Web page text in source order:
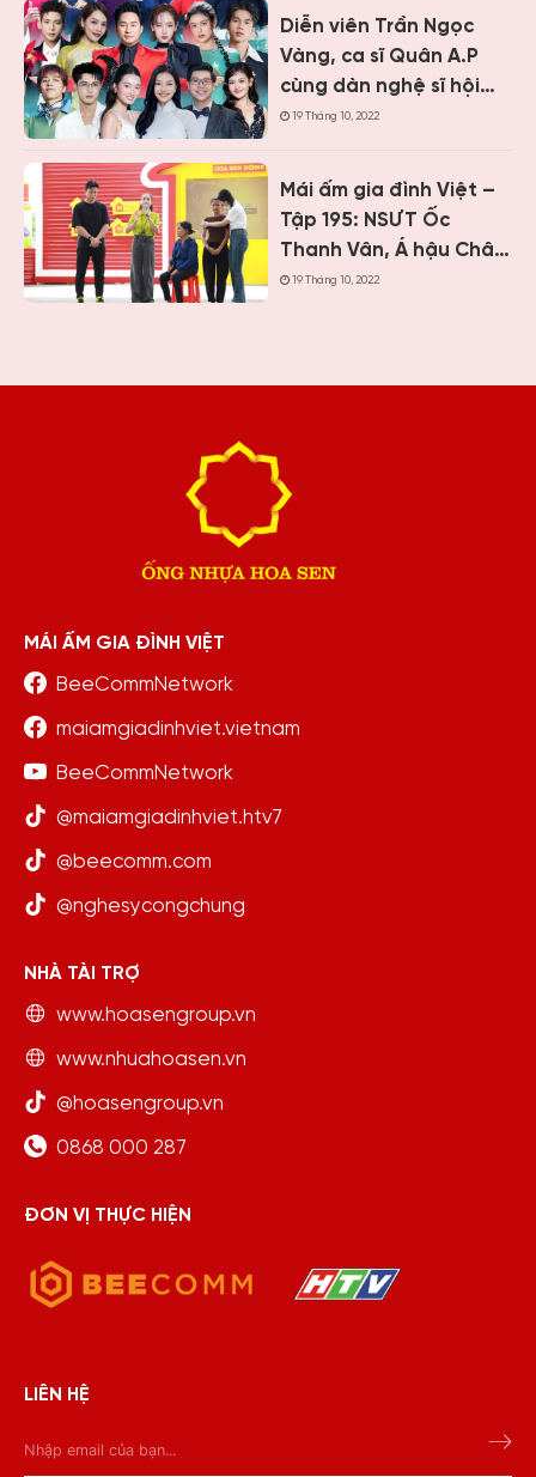
vác gia đình
Diễn viên Trần Ngọc
Vàng, ca sĩ Quân A.P
cùng dàn nghệ sĩ hội
ngộ tại Mái ấm gia đình
19 Tháng 10, 2022
Mái ấm gia đình Việt –
Tập 195: NSƯT Ốc
Thanh Vân, Á hậu Châu
Anh và cầu thủ Quế
19 Tháng 10, 2022
MÁI ẤM GIA ĐÌNH VIỆT
BeeCommNetwork
maiamgiadinhviet.vietnam
BeeCommNetwork
@maiamgiadinhviet.htv7
@beecomm.com
@nghesycongchung
NHÀ TÀI TRỢ
www.hoasengroup.vn
www.nhuahoasen.vn
@hoasengroup.vn
0868 000 287
ĐƠN VỊ THỰC HIỆN
LIÊN HỆ